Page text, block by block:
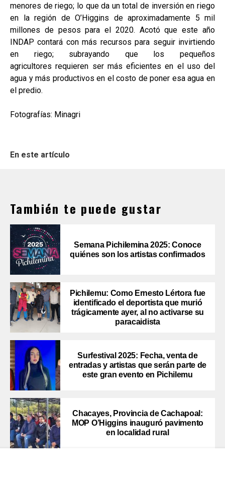
menores de riego; lo que da un total de inversión en riego
en la región de O’Higgins de aproximadamente 5 mil
millones de pesos para el 2020. Acotó que este año
INDAP contará con más recursos para seguir invirtiendo
en riego; subrayando que los pequeños
agricultores requieren ser más eficientes en el uso del
agua y más productivos en el costo de poner esa agua en
el predio.
Fotografías: Minagri
En este artículo
También te puede gustar
Semana Pichilemina 2025: Conoce
quiénes son los artistas confirmados
Pichilemu: Como Ernesto Lértora fue
identificado el deportista que murió
trágicamente ayer, al no activarse su
paracaidista
Surfestival 2025: Fecha, venta de
entradas y artistas que serán parte de
este gran evento en Pichilemu
Chacayes, Provincia de Cachapoal:
MOP O’Higgins inauguró pavimento
en localidad rural